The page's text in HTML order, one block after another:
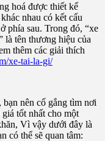
hoá được thiết kế
nhau có kết cấu
phía sau. Trong đó, “xe
là tên thương hiệu của
thêm các giải thích
xe-tai-la-gi/
nên cố gắng tìm nơi
tốt nhất cho một
Vì vậy dưới đây là
có thể sẽ quan tâm: